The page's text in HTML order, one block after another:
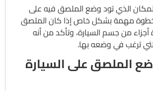
الذي تود وضع الملصق فيه على
مهمة بشكل خاص إذا كان الملصق
من جسم السيارة، وتأكد من أنه
ترغب في وضعه بها.
2: ضع الملصق على السيارة